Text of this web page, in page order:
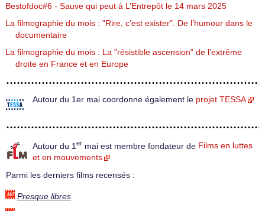
Bestofdoc#6 - Sauve qui peut à L’Entrepôt le 14 mars 2025
La filmographie du mois : "Rire, c’est exister". De l’humour dans le
documentaire
La filmographie du mois : La "résistible ascension" de l’extrême
droite en France et en Europe
Autour du 1er mai coordonne également le projet TESSA
Autour du 1 er mai est membre fondateur de Films en luttes
et en mouvements
Parmi les derniers films recensés :
Presque libres